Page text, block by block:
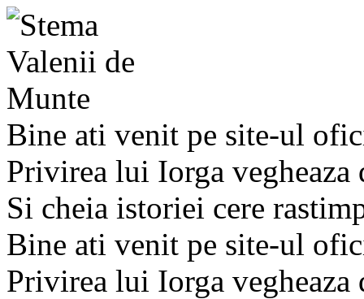
Bine ati venit pe site-ul
Privirea lui Iorga
Si cheia istoriei cere
Bine ati venit pe site-ul
Privirea lui Iorga